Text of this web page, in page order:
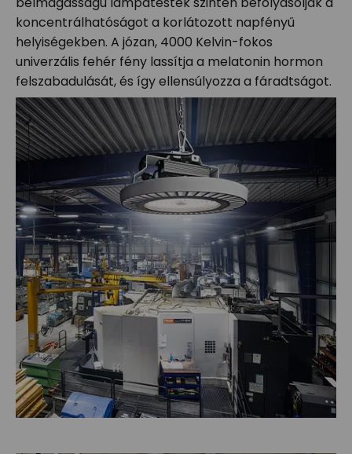
koncentrálhatóságot a korlátozott napfényű
helyiségekben. A józan, 4000 Kelvin-fokos
univerzális fehér fény lassítja a melatonin hormon
felszabadulását, és így ellensúlyozza a fáradtságot.